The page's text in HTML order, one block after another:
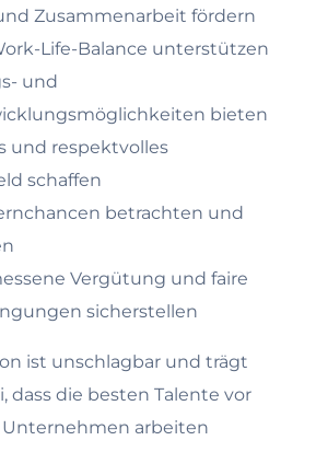
Zusammenarbeit fördern
Life-Balance unterstützen
und
bieten
und respektvolles
schaffen
betrachten und
Vergütung und faire
sicherstellen
ist unschlagbar und trägt
dass die besten Talente vor
arbeiten